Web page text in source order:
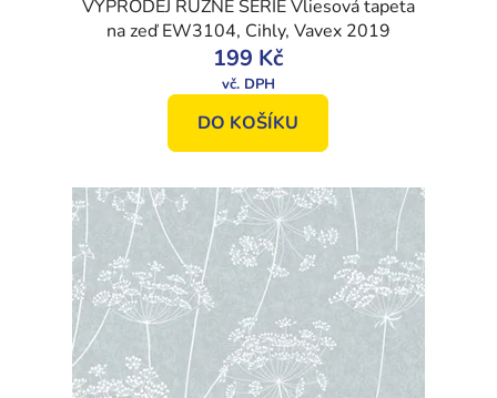
VÝPRODEJ RŮZNÉ SÉRIE Vliesová tapeta
na zeď EW3104, Cihly, Vavex 2019
199 Kč
DO KOŠÍKU